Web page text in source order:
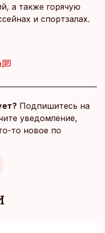
а также горячую
и спортзалах.
Подпишитесь на
уведомление,
то новое по